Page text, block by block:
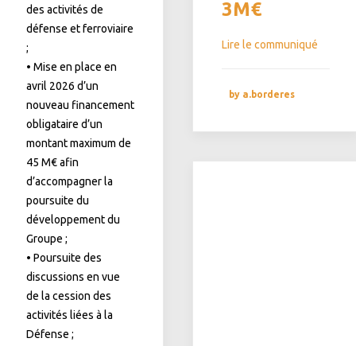
des activités de
défense et ferroviaire
;
• Mise en place en
avril 2026 d’un
nouveau financement
obligataire d’un
montant maximum de
45 M€ afin
d’accompagner la
poursuite du
développement du
Groupe ;
• Poursuite des
discussions en vue
de la cession des
activités liées à la
Défense ;
3M€
Lire le communiqué
by a.borderes